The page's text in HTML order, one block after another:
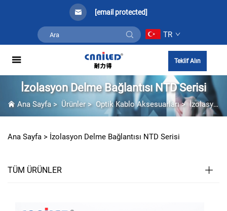
[email protected]
TR
Teklif Alın
İzolasyon Delme Bağlantısı NTD Serisi
Ana Sayfa> Ürünler> Optik Kablo Aksesuarları> İzolasyon Delme Bağlantısı NTD Serisi
Ana Sayfa > İzolasyon Delme Bağlantısı NTD Serisi
TÜM ÜRÜNLER